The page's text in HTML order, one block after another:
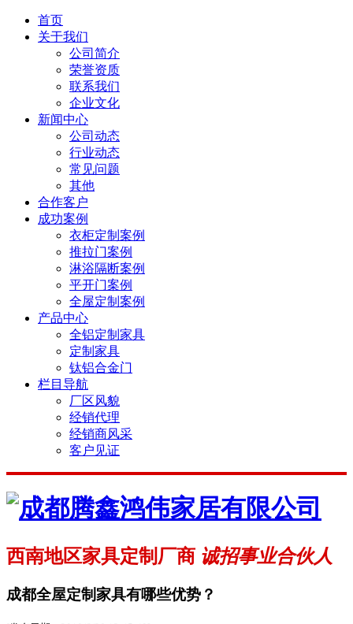
首页
关于我们
公司简介
荣誉资质
联系我们
企业文化
新闻中心
公司动态
行业动态
常见问题
其他
合作客户
成功案例
衣柜定制案例
推拉门案例
淋浴隔断案例
平开门案例
全屋定制案例
产品中心
全铝定制家具
定制家具
钛铝合金门
栏目导航
厂区风貌
经销代理
经销商风采
客户见证
西南地区家具定制厂商 诚招事业合伙人
成都全屋定制家具有哪些优势？